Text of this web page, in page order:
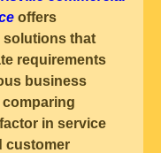
offers
solutions that
requirements
business
comparing
in service
customer